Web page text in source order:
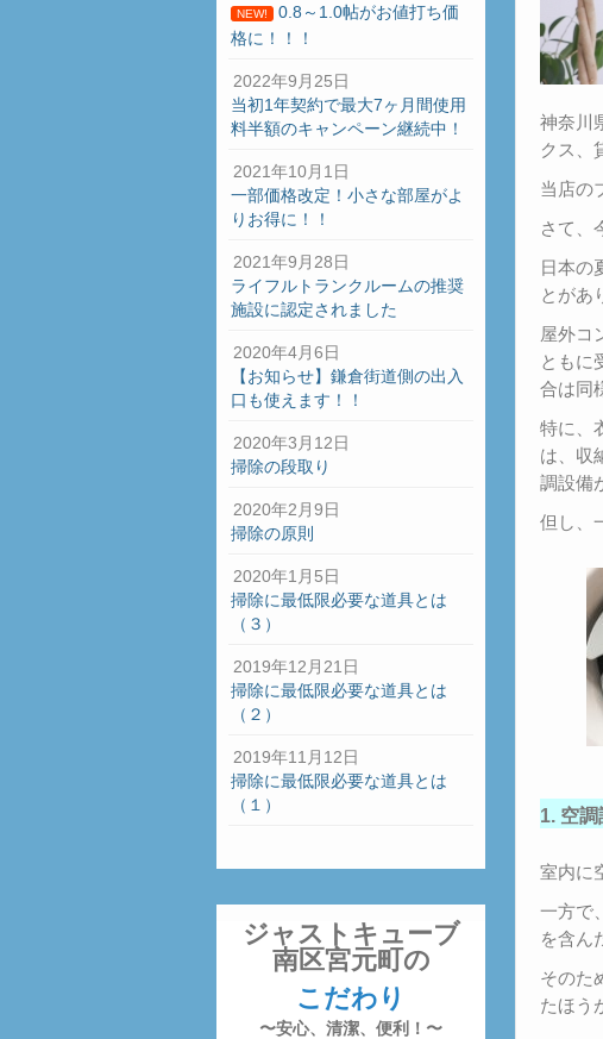
NEW!
0.8～1.0帖がお値打ち価
格に！！！
2022年9月25日
当初1年契約で最大7ヶ月間使用
料半額のキャンペーン継続中！
2021年10月1日
一部価格改定！小さな部屋がよ
りお得に！！
2021年9月28日
ライフルトランクルームの推奨
施設に認定されました
2020年4月6日
【お知らせ】鎌倉街道側の出入
口も使えます！！
2020年3月12日
掃除の段取り
2020年2月9日
掃除の原則
2020年1月5日
掃除に最低限必要な道具とは
（３）
2019年12月21日
掃除に最低限必要な道具とは
（２）
2019年11月12日
掃除に最低限必要な道具とは
（１）
ジャストキューブ
南区宮元町の
こだわり
〜安心、清潔、便利！〜
神奈川
クス、
当店の
さて、
日本の
とがあ
屋外コ
ともに
合は同
特に、
は、収
調設備
但し、
1. 空
室内に
一方で
を含ん
そのた
たほう